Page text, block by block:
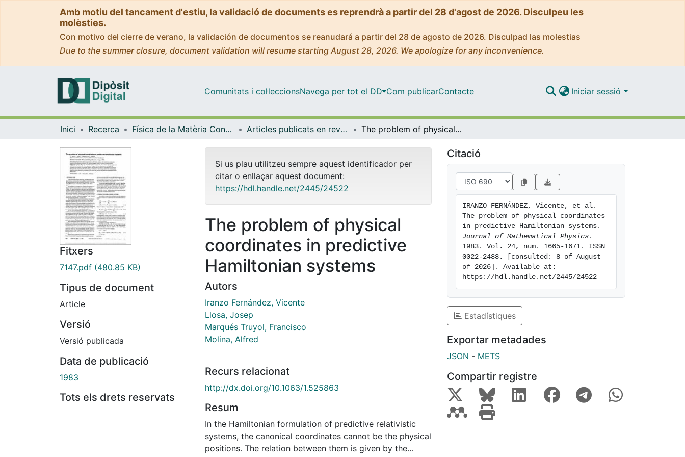
Amb motiu del tancament d'estiu, la validació de documents es reprendrà a partir del 28 d'agost de 2026. Disculpeu les
molèsties.
Con motivo del cierre de verano, la validación de documentos se reanudará a partir del 28 de agosto de 2026. Disculpad las molestias
Due to the summer closure, document validation will resume starting August 28, 2026. We apologize for any inconvenience.
Comunitats i col·leccionsNavega per tot el DD Com publicarContacte Iniciar sessió
Inici Recerca Física de la Matèria Condensada Articles publicats en revistes (Física de la Matèria Condensada) The problem of physical coordinates in predictive Hamiltonian systems
Fitxers
7147.pdf (480.85 KB)
Tipus de document
Article
Versió
Versió publicada
Data de publicació
1983
Tots els drets reservats
Si us plau utilitzeu sempre aquest identificador per
citar o enllaçar aquest document:
https://hdl.handle.net/2445/24522
The problem of physical
coordinates in predictive
Hamiltonian systems
Autors
Iranzo Fernández, Vicente
Llosa, Josep
Marqués Truyol, Francisco
Molina, Alfred
Recurs relacionat
http://dx.doi.org/10.1063/1.525863
Resum
In the Hamiltonian formulation of predictive relativistic
systems, the canonical coordinates cannot be the physical
positions. The relation between them is given by the
Citació
IRANZO FERNÁNDEZ, Vicente, et al.
The problem of physical coordinates
Journal of Mathematical Physics .
1983. Vol. 24, num. 1665-1671. ISSN
0022-2488. [consulted: 8 of August
of 2026]. Available at:
https://hdl.handle.net/2445/24522
Estadístiques
Exportar metadades
JSON - METS
Compartir registre